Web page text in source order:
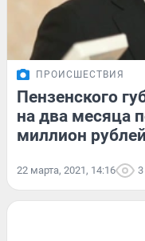
ПРОИСШЕСТВИЯ
Пензенского
на два месяца
миллион рублей
22 марта, 2021, 14:16